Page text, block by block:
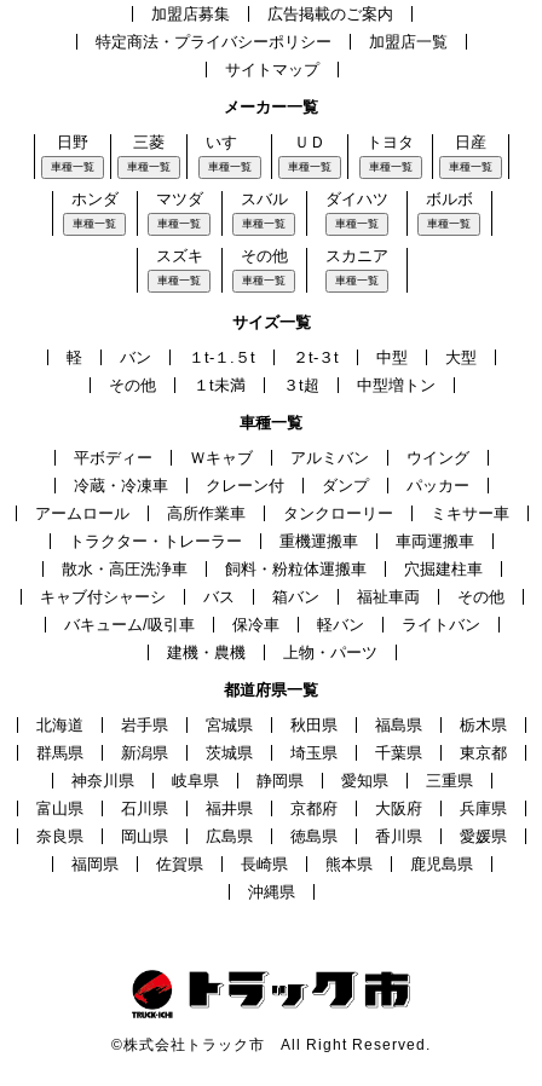
加盟店募集
広告掲載のご案内
特定商法・プライバシーポリシー
加盟店一覧
サイトマップ
メーカー一覧
日野
車種一覧
三菱
車種一覧
いすゞ
車種一覧
ＵＤ
車種一覧
トヨタ
車種一覧
日産
車種一覧
ホンダ
車種一覧
マツダ
車種一覧
スバル
車種一覧
ダイハツ
車種一覧
ボルボ
車種一覧
スズキ
車種一覧
その他
車種一覧
スカニア
車種一覧
サイズ一覧
軽
バン １t-１.５t ２t-３t 中型
大型
その他
１t未満 ３t超 中型増トン
車種一覧
平ボディー
Ｗキャブ アルミバン
ウイング
冷蔵・冷凍車
クレーン付 ダンプ
パッカー
アームロール
高所作業車 タンクローリー
ミキサー車
トラクター・トレーラー
重機運搬車
車両運搬車
散水・高圧洗浄車
飼料・粉粒体運搬車
穴掘建柱車
キャブ付シャーシ
バス 箱バン 福祉車両
その他
バキューム/吸引車
保冷車 軽バン
ライトバン
建機・農機
上物・パーツ
都道府県一覧
北海道
岩手県 宮城県 秋田県 福島県
栃木県
群馬県
新潟県 茨城県 埼玉県 千葉県
東京都
神奈川県
岐阜県 静岡県 愛知県
三重県
富山県
石川県 福井県 京都府 大阪府
兵庫県
奈良県
岡山県 広島県 徳島県 香川県
愛媛県
福岡県
佐賀県 長崎県 熊本県
鹿児島県
沖縄県
©株式会社トラック市 All Right Reserved.